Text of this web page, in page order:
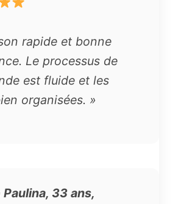
rapide et bonne
Le processus de
est fluide et les
organisées. »
33 ans,